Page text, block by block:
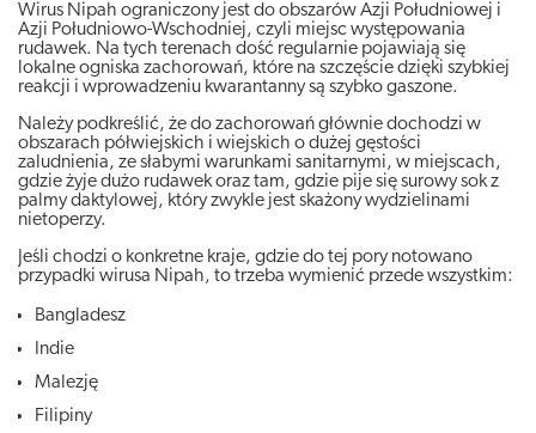
Wirus Nipah ograniczony jest do obszarów Azji Południowej i
Azji Południowo-Wschodniej, czyli miejsc występowania
rudawek. Na tych terenach dość regularnie pojawiają się
lokalne ogniska zachorowań, które na szczęście dzięki szybkiej
reakcji i wprowadzeniu kwarantanny są szybko gaszone.
Należy podkreślić, że do zachorowań głównie dochodzi w
obszarach półwiejskich i wiejskich o dużej gęstości
zaludnienia, ze słabymi warunkami sanitarnymi, w miejscach,
gdzie żyje dużo rudawek oraz tam, gdzie pije się surowy sok z
palmy daktylowej, który zwykle jest skażony wydzielinami
nietoperzy.
Jeśli chodzi o konkretne kraje, gdzie do tej pory notowano
przypadki wirusa Nipah, to trzeba wymienić przede wszystkim:
Bangladesz
Indie
Malezję
Filipiny